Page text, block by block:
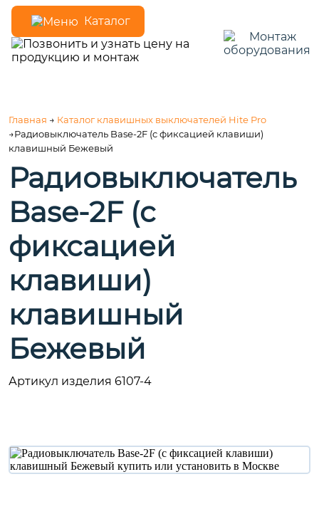
Каталог
Главная → Каталог клавишных выключателей Hite Pro
→Радиовыключатель Base-2F (c фиксацией клавиши)
клавишный Бежевый
Радиовыключатель
Base-2F (c
фиксацией
клавиши)
клавишный
Бежевый
Артикул изделия 6107-4